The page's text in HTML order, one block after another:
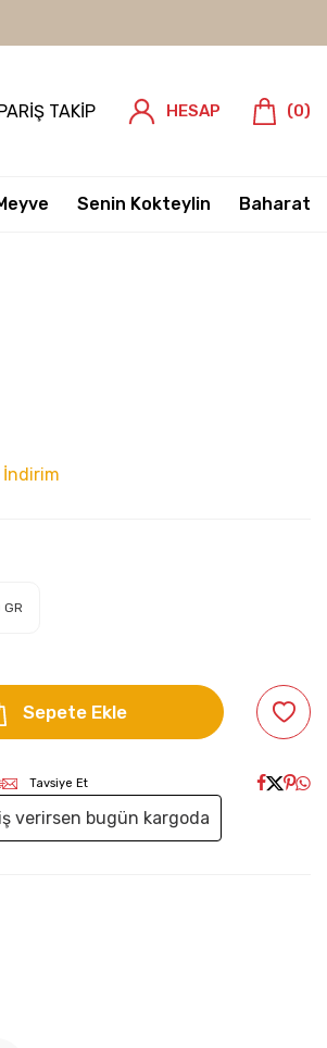
TAKIP HESAP (0)
Senin Kokteylin Baharat
İndirim
Sepete Ekle
Tavsiye Et
verirsen bugün kargoda